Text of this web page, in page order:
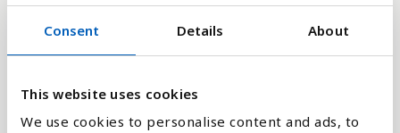
Consent Details About
This website uses cookies
We use cookies to personalise content and ads, to
140,000M
280,000M